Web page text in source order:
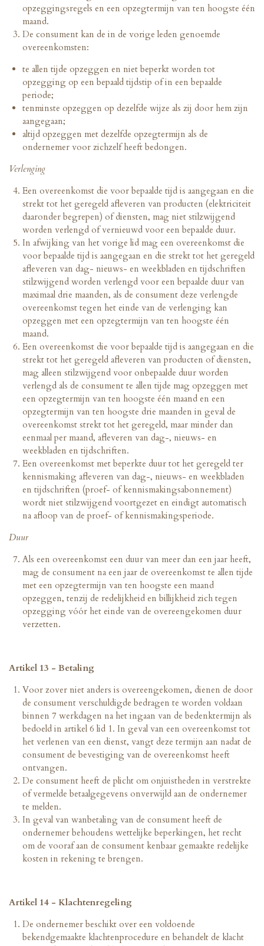
opzeggingsregels en een opzegtermijn van ten hoogste één
maand.
De consument kan de in de vorige leden genoemde
overeenkomsten:
te allen tijde opzeggen en niet beperkt worden tot
opzegging op een bepaald tijdstip of in een bepaalde
periode;
tenminste opzeggen op dezelfde wijze als zij door hem zijn
aangegaan;
altijd opzeggen met dezelfde opzegtermijn als de
ondernemer voor zichzelf heeft bedongen.
Verlenging
Een overeenkomst die voor bepaalde tijd is aangegaan en die
strekt tot het geregeld afleveren van producten (elektriciteit
daaronder begrepen) of diensten, mag niet stilzwijgend
worden verlengd of vernieuwd voor een bepaalde duur.
In afwijking van het vorige lid mag een overeenkomst die
voor bepaalde tijd is aangegaan en die strekt tot het geregeld
afleveren van dag- nieuws- en weekbladen en tijdschriften
stilzwijgend worden verlengd voor een bepaalde duur van
maximaal drie maanden, als de consument deze verlengde
overeenkomst tegen het einde van de verlenging kan
opzeggen met een opzegtermijn van ten hoogste één
maand.
Een overeenkomst die voor bepaalde tijd is aangegaan en die
strekt tot het geregeld afleveren van producten of diensten,
mag alleen stilzwijgend voor onbepaalde duur worden
verlengd als de consument te allen tijde mag opzeggen met
een opzegtermijn van ten hoogste één maand en een
opzegtermijn van ten hoogste drie maanden in geval de
overeenkomst strekt tot het geregeld, maar minder dan
eenmaal per maand, afleveren van dag-, nieuws- en
weekbladen en tijdschriften.
Een overeenkomst met beperkte duur tot het geregeld ter
kennismaking afleveren van dag-, nieuws- en weekbladen
en tijdschriften (proef- of kennismakingsabonnement)
wordt niet stilzwijgend voortgezet en eindigt automatisch
na afloop van de proef- of kennismakingsperiode.
Duur
Als een overeenkomst een duur van meer dan een jaar heeft,
mag de consument na een jaar de overeenkomst te allen tijde
met een opzegtermijn van ten hoogste een maand
opzeggen, tenzij de redelijkheid en billijkheid zich tegen
opzegging vóór het einde van de overeengekomen duur
verzetten.
Artikel 13 - Betaling
Voor zover niet anders is overeengekomen, dienen de door
de consument verschuldigde bedragen te worden voldaan
binnen 7 werkdagen na het ingaan van de bedenktermijn als
bedoeld in artikel 6 lid 1. In geval van een overeenkomst tot
het verlenen van een dienst, vangt deze termijn aan nadat de
consument de bevestiging van de overeenkomst heeft
ontvangen.
De consument heeft de plicht om onjuistheden in verstrekte
of vermelde betaalgegevens onverwijld aan de ondernemer
te melden.
In geval van wanbetaling van de consument heeft de
ondernemer behoudens wettelijke beperkingen, het recht
om de vooraf aan de consument kenbaar gemaakte redelijke
kosten in rekening te brengen.
Artikel 14 - Klachtenregeling
De ondernemer beschikt over een voldoende
bekendgemaakte klachtenprocedure en behandelt de klacht